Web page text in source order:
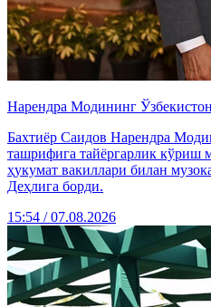
Нарендра Модининг
Бахтиёр Саидов Нарендра
ташрифига тайёргарлик кўриш
ҳукумат вакиллари билан
Деҳлига борди.
15:54 / 07.08.2026